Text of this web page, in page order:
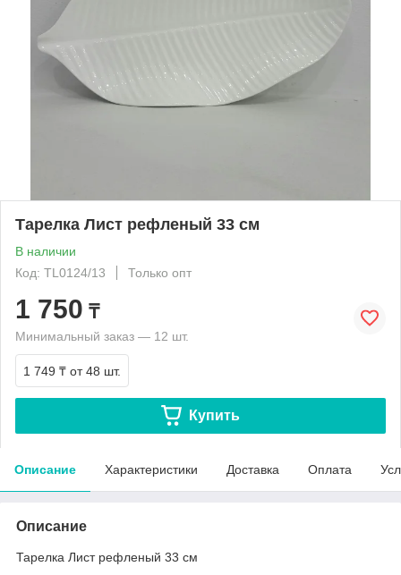
Тарелка Лист рефленый 33 см
В наличии
Код: TL0124/13
Только опт
1 750 ₸
Минимальный заказ — 12 шт.
1 749 ₸ от 48 шт.
Купить
Описание Характеристики Доставка Оплата
Описание
Тарелка Лист рефленый 33 см